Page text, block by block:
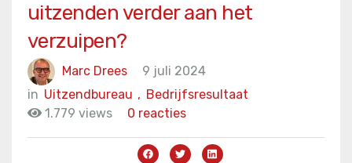
uitzenden verder aan het
verzuipen?
Marc Drees
9 juli 2024
in
Bedrijfsresultaat
Uitzendbureau ,
1.779 views
0 reacties